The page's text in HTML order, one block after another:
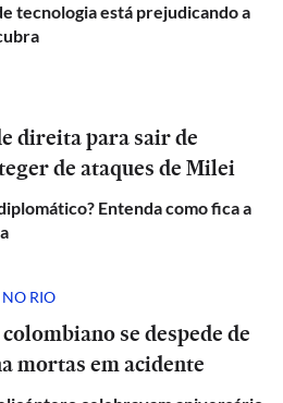
tecnologia está prejudicando a
direita para sair de
de ataques de Milei
Entenda como fica a
RIO
se despede de
mortas em acidente